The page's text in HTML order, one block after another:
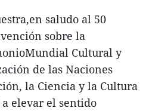
saludo al 50
sobre la
Cultural y
de las Naciones
la Ciencia y la Cultura
elevar el sentido